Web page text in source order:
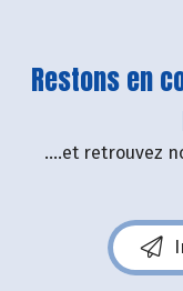
Restons en
....et retrouvez